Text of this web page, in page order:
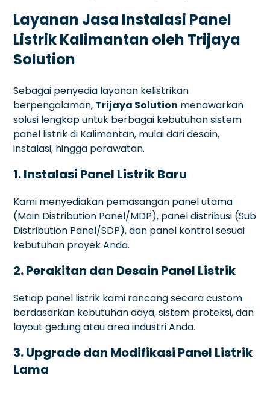
Layanan Jasa Instalasi Panel
Listrik Kalimantan oleh Trijaya
Solution
Sebagai penyedia layanan kelistrikan
berpengalaman, Trijaya Solution menawarkan
solusi lengkap untuk berbagai kebutuhan sistem
panel listrik di Kalimantan, mulai dari desain,
instalasi, hingga perawatan.
1. Instalasi Panel Listrik Baru
Kami menyediakan pemasangan panel utama
(Main Distribution Panel/MDP), panel distribusi (Sub
Distribution Panel/SDP), dan panel kontrol sesuai
kebutuhan proyek Anda.
2. Perakitan dan Desain Panel Listrik
Setiap panel listrik kami rancang secara custom
berdasarkan kebutuhan daya, sistem proteksi, dan
layout gedung atau area industri Anda.
3. Upgrade dan Modifikasi Panel Listrik
Lama